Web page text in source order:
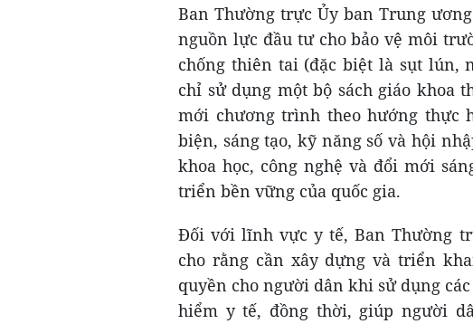
Ban Thường trực Ủy ban Trung
nguồn lực đầu tư cho bảo vệ môi
chống thiên tai (đặc biệt là sụt lún,
chỉ sử dụng một bộ sách giáo khoa
mới chương trình theo hướng thực
biện, sáng tạo, kỹ năng số và hội
khoa học, công nghệ và đổi mới
triển bền vững của quốc gia.
Đối với lĩnh vực y tế, Ban Thường
cho rằng cần xây dựng và triển
quyền cho người dân khi sử dụng
hiểm y tế, đồng thời, giúp người